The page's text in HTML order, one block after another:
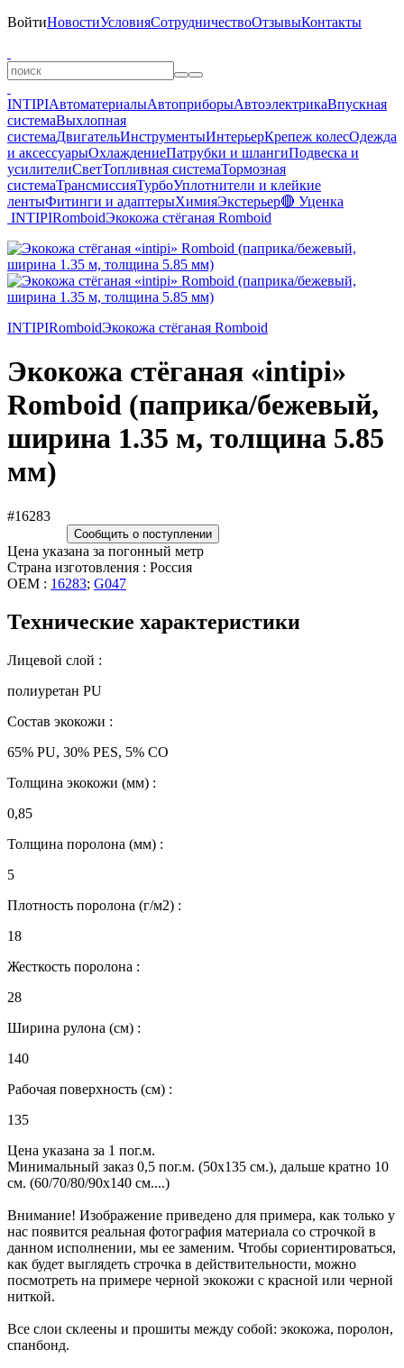
ВойтиНовостиУсловияСотрудничествоОтзывыКонтакты
INTIPIАвтоматериалыАвтоприборыАвтоэлектрикаВпускная
системаВыхлопная
системаДвигательИнструментыИнтерьерКрепеж колесОдежда
и аксессуарыОхлаждениеПатрубки и шлангиПодвеска и
усилителиСветТопливная системаТормозная
системаТрансмиссияТурбоУплотнители и клейкие
лентыФитинги и адаптерыХимияЭкстерьер🔴 Уценка
INTIPIRomboidЭкокожа стёганая Romboid
INTIPIRomboidЭкокожа стёганая Romboid
Экокожа стёганая «intipi»
Romboid (паприка/бежевый,
ширина 1.35 м, толщина 5.85
мм)
#16283
Сообщить о поступлении
Цена указана за погонный метр
Страна изготовления : Россия
OEM : 16283; G047
Технические характеристики
Лицевой слой :
полиуретан PU
Состав экокожи :
65% PU, 30% PES, 5% CO
Толщина экокожи (мм) :
0,85
Толщина поролона (мм) :
5
Плотность поролона (г/м2) :
18
Жесткость поролона :
28
Ширина рулона (см) :
140
Рабочая поверхность (см) :
135
Цена указана за 1 пог.м.
Минимальный заказ 0,5 пог.м. (50х135 см.), дальше кратно 10
см. (60/70/80/90х140 см....)
Внимание! Изображение приведено для примера, как только у
нас появится реальная фотография материала со строчкой в
данном исполнении, мы ее заменим. Чтобы сориентироваться,
как будет выглядеть строчка в действительности, можно
посмотреть на примере черной экокожи с красной или черной
ниткой.
Все слои склеены и прошиты между собой: экокожа, поролон,
спанбонд.